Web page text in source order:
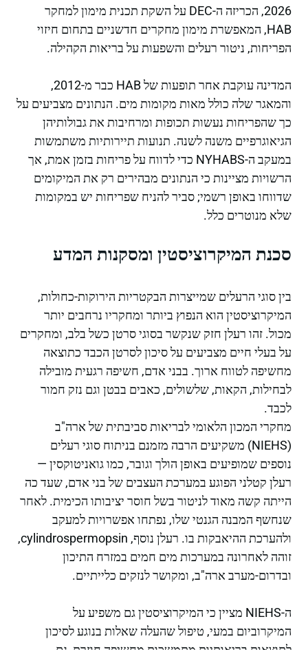
2026, הכריזה ה-DEC על השקת תכנית מימון למחקר
HAB, המאפשרת מימון מחקרים חדשניים בתחום חיזוי
הפריחות, ניטור רעלים והשפעות על בריאות הקהילה.
המדינה עוקבת אחר תופעות של HAB כבר מ-2012,
והמאגר שלה כולל מאות מקומות מים. הנתונים מצביעים על
כך שהפריחות נעשות תכופות ומרחיבות את גבולותיהן
הגיאוגרפיים משנה לשנה. תנועות תיירותיות משתמשות
במעקב ה-NYHABS כדי לדווח על פריחות בזמן אמת, אך
הרשויות מציינות כי הנתונים מבהירים רק את המיקומים
שדווחו באופן רשמי; סביר להניח שפריחות יש במקומות
שלא מנוטרים כלל.
סכנת המיקרוציסטין ומסקנות המדע
בין סוגי הרעלים שמייצרות הבקטריות הירוקות-כחולות,
המיקרוציסטין הוא הנפוץ ביותר ומחקריו נרחבים יותר
מכול. זהו רעלן חזק שנקשר בסוגי סרטן כשל בלב, ומחקרים
על בעלי חיים מצביעים על סיכון לסרטן הכבד כתוצאה
מחשיפה לטווח ארוך. בבני אדם, חשיפה רגעית מובילה
לבחילות, הקאות, שלשולים, כאבים בבטן וגם נזק חמור
לכבד.
מחקרי המכון הלאומי לבריאות סביבתית של ארה"ב
(NIEHS) משקיעים הרבה מזמנם בניתוח סוגי רעלים
נוספים שמופיעים באופן הולך וגובר, כמו גואניטוקסין —
רעלן קטלני הפוגע במערכת העצבים של בני אדם, שעד כה
הייתה קשה מאוד לניטור בשל חוסר יציבותו הכימית. לאחר
שנחשף המבנה הגנטי שלו, נפתחו אפשרויות למעקב
ולהערכת ההיאבקות בו. רעלן נוסף, cylindrospermopsin,
זוהה לאחרונה במערכות מים חמים במזרח התיכון
ובדרום-מערב ארה"ב, ומקושר לנזקים כלייתיים.
ה-NIEHS מציין כי המיקרוציסטין גם משפיע על
המיקרוביום במעי, טיפול שהעלה שאלות בנוגע לסיכון